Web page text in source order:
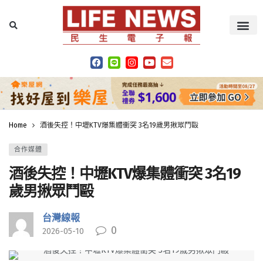
Home 酒後失控！中壢KTV爆集體衝突 3名19歲男揪眾鬥毆
合作媒體
酒後失控！中壢KTV爆集體衝突 3名19
歲男揪眾鬥毆
台灣線報
2026-05-10 0